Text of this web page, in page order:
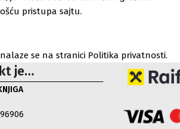
pristupa sajtu.
se na stranici Politika privatnosti.
je…